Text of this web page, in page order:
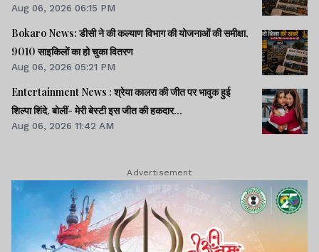
Aug 06, 2026 06:15 PM
Bokaro News: डीसी ने की कल्याण विभाग की योजनाओं की समीक्षा,
9010 साइकिलों का हो चुका वितरण
Aug 06, 2026 05:21 PM
Entertainment News : श्रेया कालरा की जीत पर भावुक हुई
शिल्पा शिंदे, बोलीं- मेरी बेस्टी इस जीत की हकदार...
Aug 06, 2026 11:42 AM
Advertisement